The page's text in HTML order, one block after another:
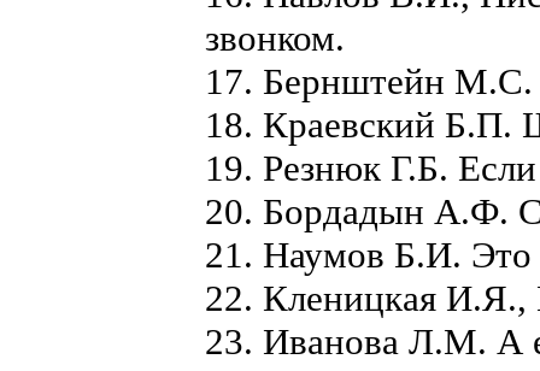
звонком.
17. Бернштейн М.С.
18. Краевский Б.П.
19. Резнюк Г.Б.
20. Бордадын А.Ф.
21. Наумов Б.И. Это
22. Кленицкая И.Я.,
23. Иванова Л.М. А